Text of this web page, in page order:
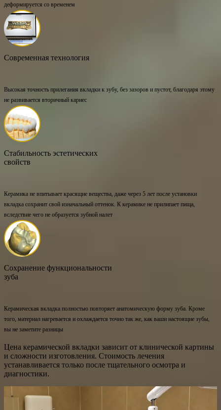
деформируется со временем
Современная технология
Высокая точность прилегания вкладки к зубу, без зазоров и пустот, благодаря этому
не развивается вторичный кариес
Стабильность эстетических
свойств
Керамика не впитывает красящие вещества, даже через 5 лет после установки
вкладка сохранит свой изначальный оттенок. К керамике не прилипает пища,
вследствие чего не образуется зубной налет
Сохранение функциональности
зуба
Керамическая вкладка полностью повторяет анатомическую форму зуба. Кроме
того, материал нагревается и охлаждается точно так же, как ваши настоящие зубы,
вы не заметите разницы
Цена керамической вкладки зависит от клинической картины
и сложности изготовления. Стоимость лечения
устанавливается только после тщательного осмотра и
диагностики.